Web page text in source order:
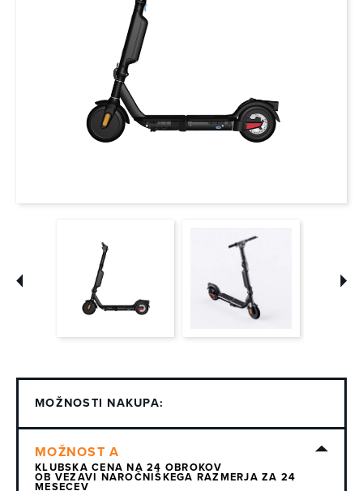
MOŽNOSTI NAKUPA:
KLUBSKA CENA NA 24 OBROKOV
OB VEZAVI NAROČNIŠKEGA RAZMERJA ZA 24
MESECEV